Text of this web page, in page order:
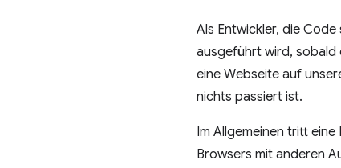
Als Entwickler, die
ausgeführt wird, sobald
eine Webseite auf
nichts passiert ist.
Im Allgemeinen tritt
Browsers mit anderen